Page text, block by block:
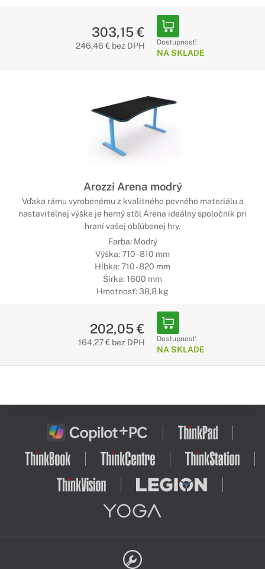
303,15 €
246,46 € bez DPH Dostupnosť:
NA SKLADE
Arozzi Arena modrý
Vďaka rámu vyrobenému z kvalitného pevného materiálu a
nastaviteľnej výške je herný stôl Arena ideálny spoločník pri
hraní vašej obľúbenej hry.
Farba: Modrý
Výška: 710 - 810 mm
Hĺbka: 710 - 820 mm
Šírka: 1600 mm
Hmotnosť: 38,8 kg
202,05 €
164,27 € bez DPH Dostupnosť:
NA SKLADE